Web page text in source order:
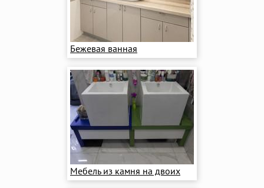
Бежевая ванная
Мебель из камня на двоих